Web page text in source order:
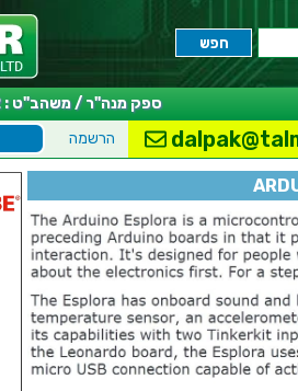
ספק מנה"ר / משהב"ט : 083-074572
הרשמה